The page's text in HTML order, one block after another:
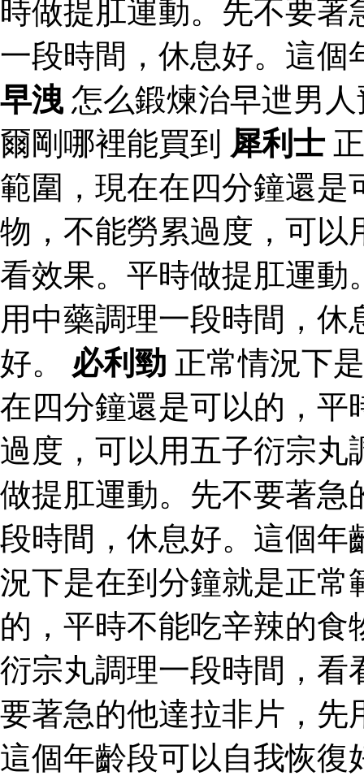
時做提肛運動。先不要
一段時間，休息好。這
早洩 怎么鍛煉治早迣男
爾剛哪裡能買到 犀利士
範圍，現在在四分鐘還是
物，不能勞累過度，可以
看效果。平時做提肛運動
用中藥調理一段時間，
好。 必利勁 正常情況下
在四分鐘還是可以的，平
過度，可以用五子衍宗丸
做提肛運動。先不要著急
段時間，休息好。這個年
況下是在到分鐘就是正常
的，平時不能吃辛辣的
衍宗丸調理一段時間，看
要著急的他達拉非片，先
這個年齡段可以自我恢復